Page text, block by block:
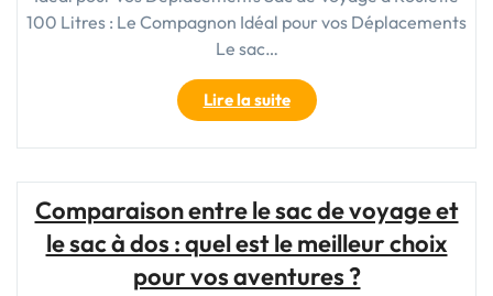
100 Litres : Le Compagnon Idéal pour vos Déplacements
Le sac…
Lire la suite"Découvrez
le
Sac
à
Roulette
de
Comparaison entre le sac de voyage et
le sac à dos : quel est le meilleur choix
pour vos aventures ?